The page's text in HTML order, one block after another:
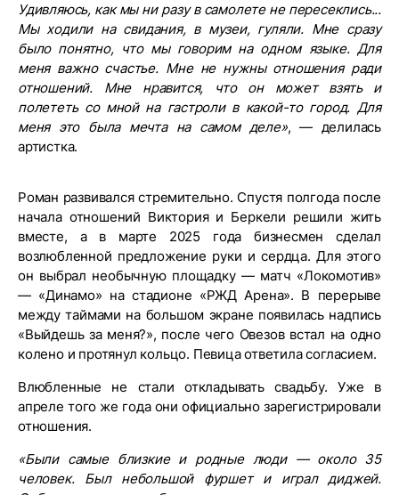
Удивляюсь, как мы ни разу в самолете не пересеклись...
Мы ходили на свидания, в музеи, гуляли. Мне сразу
было понятно, что мы говорим на одном языке. Для
меня важно счастье. Мне не нужны отношения ради
отношений. Мне нравится, что он может взять и
полететь со мной на гастроли в какой-то город. Для
меня это была мечта на самом деле», — делилась
артистка.
Роман развивался стремительно. Спустя полгода после
начала отношений Виктория и Беркели решили жить
вместе, а в марте 2025 года бизнесмен сделал
возлюбленной предложение руки и сердца. Для этого
он выбрал необычную площадку — матч «Локомотив»
— «Динамо» на стадионе «РЖД Арена». В перерыве
между таймами на большом экране появилась надпись
«Выйдешь за меня?», после чего Овезов встал на одно
колено и протянул кольцо. Певица ответила согласием.
Влюбленные не стали откладывать свадьбу. Уже в
апреле того же года они официально зарегистрировали
отношения.
«Были самые близкие и родные люди — около 35
человек. Был небольшой фуршет и играл диджей.